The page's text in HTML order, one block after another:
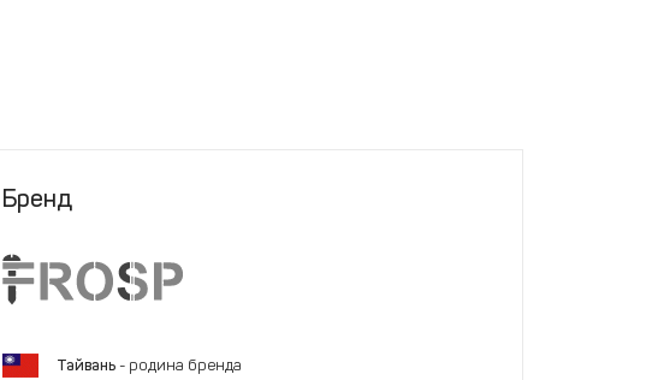
Бренд
Тайвань - родина бренда